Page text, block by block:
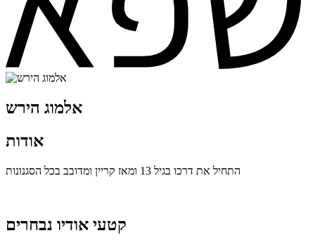
אלמוג הירש
אודות
התחיל את דרכו בגיל 13 ומאז קריין ומדובב בכל הסגנונות
קטעי אודיו נבחרים